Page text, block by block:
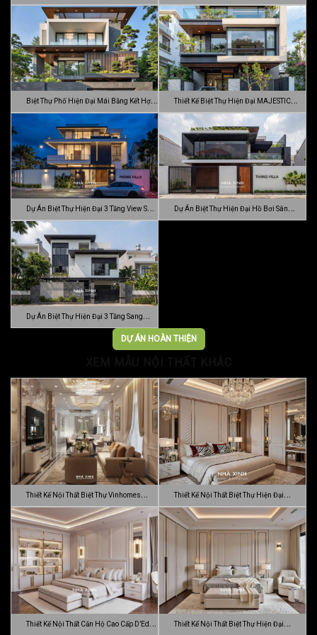
Đ…
Biệt Thự Phố Hiện Đại Mái Bằng Kết Hợp Thiết Kế Biệt Thự Hiện Đại MAJESTIC
MODE…
Dự Án Biệt Thự Hiện Đại 3 Tầng View Sân
…
Dự Án Biệt Thự Hiện Đại Hồ Bơi Sân
Dự Án Biệt Thự Hiện Đại 3 Tầng Sang
DỰ ÁN HOÀN THIỆN
Thiết Kế Nội Thất Biệt Thự Vinhomes
Gran…
Thiết Kế Nội Thất Biệt Thự Hiện Đại
Sang…
Thiết Kế Nội Thất Căn Hộ Cao Cấp D’Edge Thiết Kế Nội Thất Biệt Thự Hiện Đại